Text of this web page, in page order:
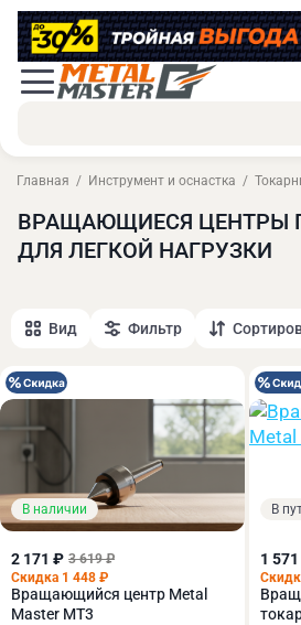
Главная Инструмент и оснастка
ВРАЩАЮЩИЕСЯ ЦЕНТРЫ
ДЛЯ ЛЕГКОЙ НАГРУЗКИ
Вид Фильтр
В наличии
2 171 ₽ 3 619 ₽
Скидка 1 448 ₽
Вращающийся центр Metal
Master МТ3
В
1